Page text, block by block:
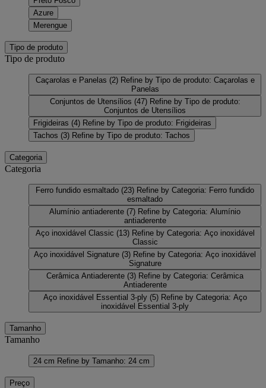
Azure
Merengue
Tipo de produto
Tipo de produto
Caçarolas e Panelas (2) Refine by Tipo de produto: Caçarolas e
Panelas
Conjuntos de Utensílios (47) Refine by Tipo de produto:
Conjuntos de Utensílios
Frigideiras (4) Refine by Tipo de produto: Frigideiras
Tachos (3) Refine by Tipo de produto: Tachos
Categoria
Categoria
Ferro fundido esmaltado (23) Refine by Categoria: Ferro fundido
esmaltado
Alumínio antiaderente (7) Refine by Categoria: Alumínio
antiaderente
Aço inoxidável Classic (13) Refine by Categoria: Aço inoxidável
Classic
Aço inoxidável Signature (3) Refine by Categoria: Aço inoxidável
Signature
Cerâmica Antiaderente (3) Refine by Categoria: Cerâmica
Antiaderente
Aço inoxidável Essential 3-ply (5) Refine by Categoria: Aço
inoxidável Essential 3-ply
Tamanho
Tamanho
24 cm Refine by Tamanho: 24 cm
Preço